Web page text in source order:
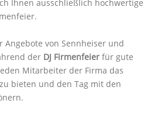
Ihnen ausschließlich hochwertige
von Sennheiser und
der DJ Firmenfeier für gute
Mitarbeiter der Firma das
bieten und den Tag mit den